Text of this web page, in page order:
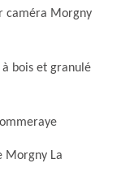
caméra Morgny
à bois et granulé
Morgny La